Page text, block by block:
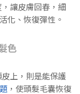
讓皮膚回春，細
化、恢復彈性。
色
上，則是能保護
，使頭髮毛囊恢復